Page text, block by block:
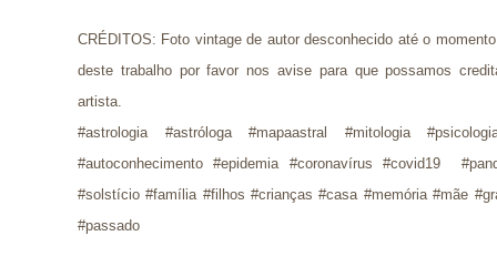
CRÉDITOS: Foto vintage de autor desconhecido até o
deste trabalho por favor nos avise para que possamos
artista.
#astrologia #astróloga #mapaastral #mitologia
#autoconhecimento #epidemia #coronavírus #covid19
#solstício #família #filhos #crianças #casa #memória #mãe
#passado